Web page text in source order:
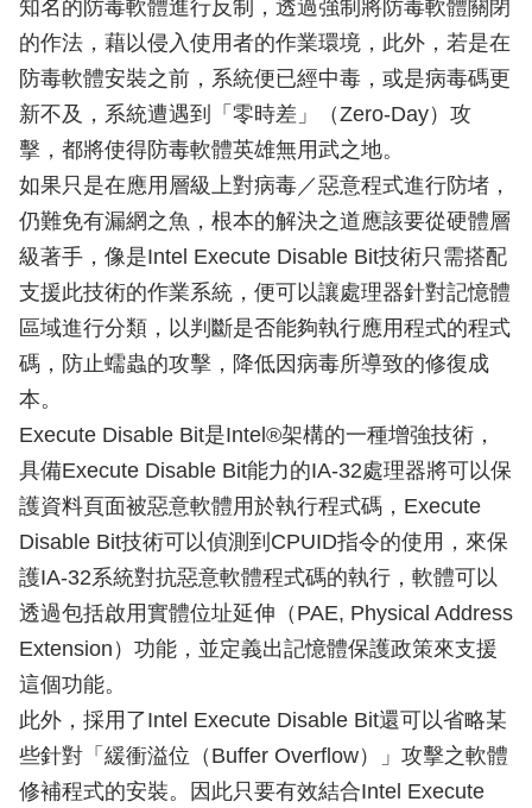
知名的防毒軟體進行反制，透過強制將防毒軟體關閉
的作法，藉以侵入使用者的作業環境，此外，若是在
防毒軟體安裝之前，系統便已經中毒，或是病毒碼更
新不及，系統遭遇到「零時差」（Zero-Day）攻
擊，都將使得防毒軟體英雄無用武之地。
如果只是在應用層級上對病毒／惡意程式進行防堵，
仍難免有漏網之魚，根本的解決之道應該要從硬體層
級著手，像是Intel Execute Disable Bit技術只需搭配
支援此技術的作業系統，便可以讓處理器針對記憶體
區域進行分類，以判斷是否能夠執行應用程式的程式
碼，防止蠕蟲的攻擊，降低因病毒所導致的修復成
本。
Execute Disable Bit是Intel®架構的一種增強技術，
具備Execute Disable Bit能力的IA-32處理器將可以保
護資料頁面被惡意軟體用於執行程式碼，Execute
Disable Bit技術可以偵測到CPUID指令的使用，來保
護IA-32系統對抗惡意軟體程式碼的執行，軟體可以
透過包括啟用實體位址延伸（PAE, Physical Address
Extension）功能，並定義出記憶體保護政策來支援
這個功能。
此外，採用了Intel Execute Disable Bit還可以省略某
些針對「緩衝溢位（Buffer Overflow）」攻擊之軟體
修補程式的安裝。因此只要有效結合Intel Execute